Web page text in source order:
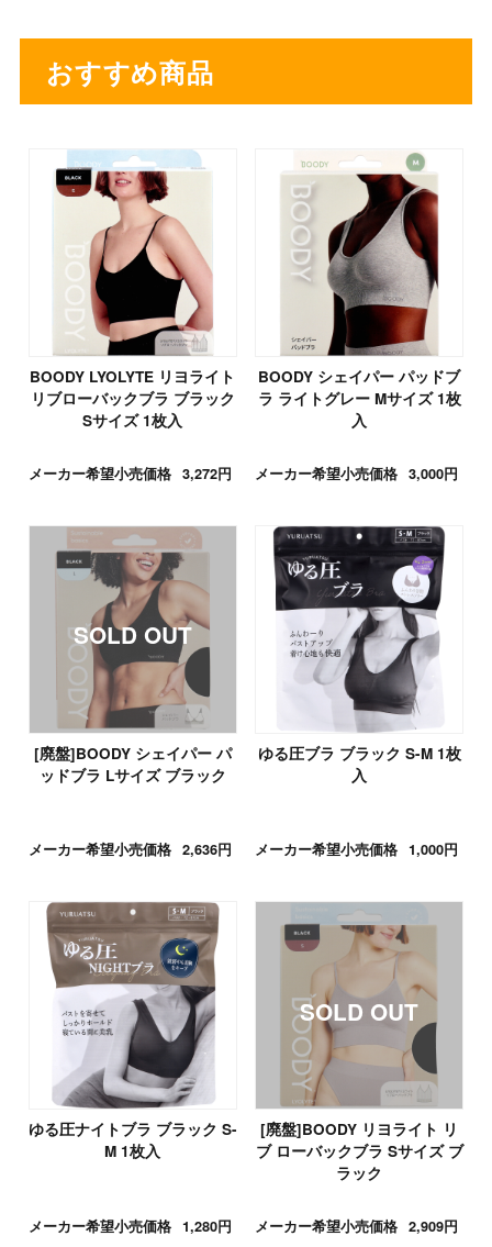
おすすめ商品
BOODY LYOLYTE リヨライト
リブローバックブラ ブラック
Sサイズ 1枚入
メーカー希望小売価格 3,272円
BOODY シェイパー パッドブ
ラ ライトグレー Mサイズ 1枚
入
メーカー希望小売価格 3,000円
[廃盤]BOODY シェイパー パ
ッドブラ Lサイズ ブラック
メーカー希望小売価格 2,636円
ゆる圧ブラ ブラック S-M 1枚
入
メーカー希望小売価格 1,000円
ゆる圧ナイトブラ ブラック S-
M 1枚入
メーカー希望小売価格 1,280円
[廃盤]BOODY リヨライト リ
ブ ローバックブラ Sサイズ ブ
ラック
メーカー希望小売価格 2,909円